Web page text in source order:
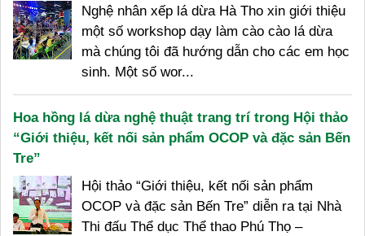
Nghệ nhân xếp lá dừa Hà Tho xin giới thiệu
một số workshop dạy làm cào cào lá dừa
mà chúng tôi đã hướng dẫn cho các em học
sinh. Một số wor...
Hoa hồng lá dừa nghệ thuật trang trí trong Hội thảo
“Giới thiệu, kết nối sản phẩm OCOP và đặc sản Bến
Tre”
Hội thảo “Giới thiệu, kết nối sản phẩm
OCOP và đặc sản Bến Tre” diễn ra tại Nhà
Thi đấu Thể dục Thể thao Phú Thọ –